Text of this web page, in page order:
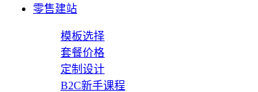
零售建站
模板选择
套餐价格
定制设计
B2C新手课程